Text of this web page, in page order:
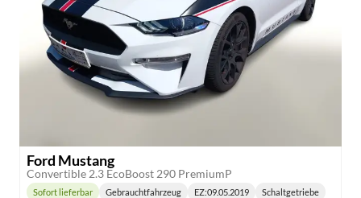
Ford Mustang
Convertible 2.3 EcoBoost 290 PremiumP
Sofort lieferbar Gebrauchtfahrzeug EZ:09.05.2019 Schaltgetriebe